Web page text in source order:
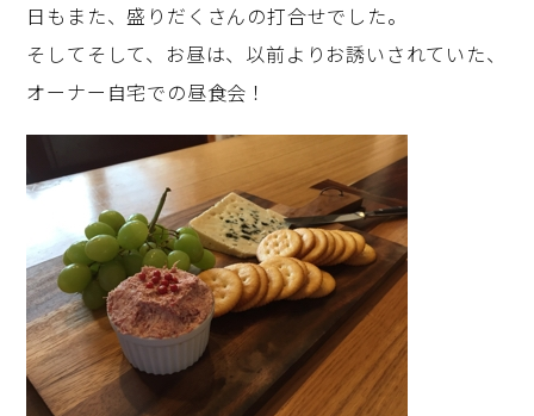
日もまた、盛りだくさんの打合せでした。
そしてそして、お昼は、以前よりお誘いされていた、
オーナー自宅での昼食会！